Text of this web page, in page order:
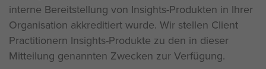
interne Bereitstellung von Insights-Produkten in Ihrer
Organisation akkreditiert wurde. Wir stellen Client
Practitionern Insights-Produkte zu den in dieser
Mitteilung genannten Zwecken zur Verfügung.